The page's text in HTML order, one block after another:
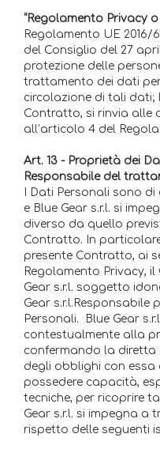
“Regolamento Privacy o
Regolamento UE
del Consiglio del 27
protezione delle
trattamento dei dati
circolazione di tali dati;
Contratto, si rinvia alle
all’articolo 4 del
Art. 13 - Proprietà dei
Responsabile del
I Dati Personali sono
e Blue Gear s.r.l. si
diverso da quello
Contratto. In
presente Contratto, ai
Regolamento Privacy,
Gear s.r.l. soggetto
Gear
Personali. Blue Gear
contestualmente alla
confermando la
degli obblighi con
possedere capacità,
tecniche, per ricoprire
Gear s.r.l. si impegna a
rispetto delle seguenti